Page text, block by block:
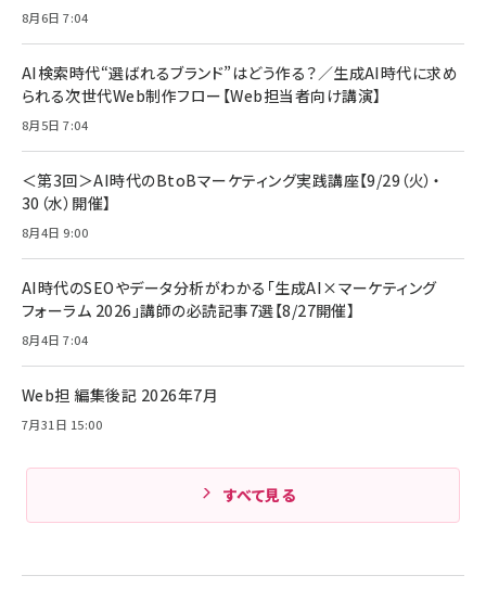
8月6日 7:04
AI検索時代“選ばれるブランド”はどう作る？／生成AI時代に求め
られる次世代Web制作フロー【Web担当者向け講演】
8月5日 7:04
＜第3回＞AI時代のBtoBマーケティング実践講座【9/29（火）・
30（水）開催】
8月4日 9:00
AI時代のSEOやデータ分析がわかる「生成AI×マーケティング
フォーラム 2026」講師の必読記事7選【8/27開催】
8月4日 7:04
Web担 編集後記 2026年7月
7月31日 15:00
すべて見る